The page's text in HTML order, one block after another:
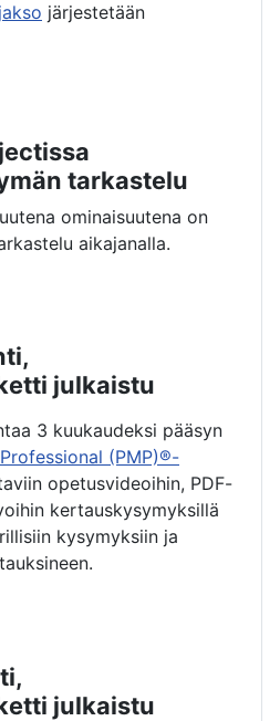
järjestetään
tarkastelu
uutena ominaisuutena on
aikajanalla.
julkaistu
3 kuukaudeksi pääsyn
(PMP)®-
opetusvideoihin, PDF-
kertauskysymyksillä
kysymyksiin ja
julkaistu